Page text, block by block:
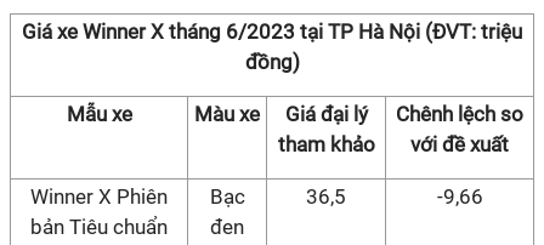
Giá xe Winner X tháng 6/2023 tại TP Hà Nội (ĐVT: triệu
đồng)
Mẫu xe Màu xe
Giá đại lý
tham khảo
Chênh lệch so
với đề xuất
Winner X Phiên
bản Tiêu chuẩn
Bạc
đen
36,5 -9,66